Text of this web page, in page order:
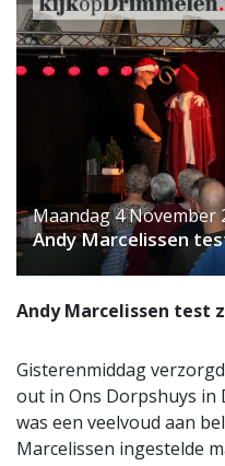
Maandag 4 November
Andy Marcelissen
Andy Marcelissen test
Gisterenmiddag
out in Ons Dorpshuys in
was een veelvoud aan
Marcelissen ingestelde